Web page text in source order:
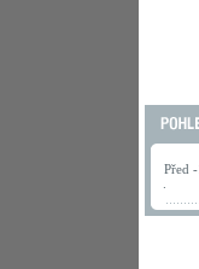
Před